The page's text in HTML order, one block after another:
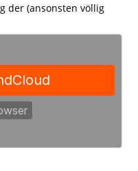
der (ansonsten völlig